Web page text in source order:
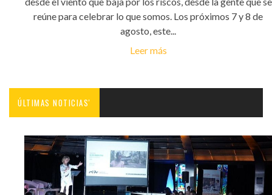
reúne para celebrar lo que somos. Los próximos 7 y 8 de
agosto, este...
Leer más
ÚLTIMAS NOTICIAS'